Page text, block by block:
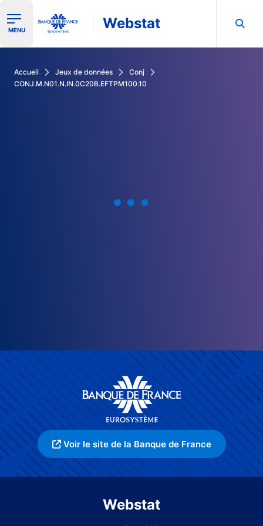
Ouvrir le menu de navigation
MENU Webstat
Accueil Jeux de données
Conj
CONJ.M.N01.N.IN.0C20B.EFTPM100.10
Voir le site de la Banque de France
Webstat